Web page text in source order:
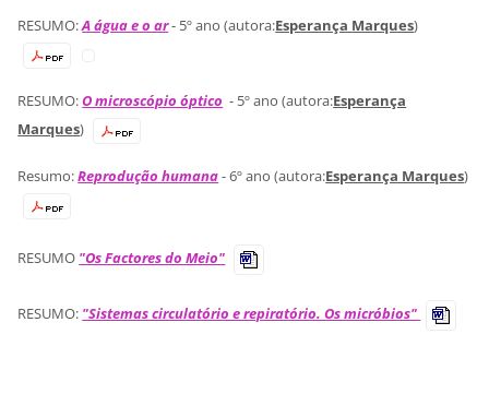
RESUMO:A água e o ar- 5º ano (autora:Esperança Marques)
RESUMO:O microscópio óptico - 5º ano (autora:Esperança
Marques)
Resumo:Reprodução humana- 6º ano (autora:Esperança Marques)
RESUMO "Os Factores do Meio"
RESUMO: "Sistemas circulatório e repiratório. Os micróbios"